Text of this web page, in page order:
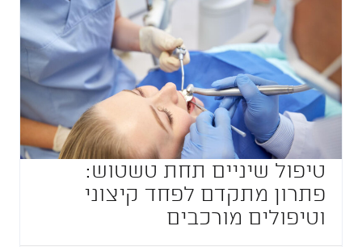
טיפול שיניים תחת טשטוש:
פתרון מתקדם לפחד קיצוני
וטיפולים מורכבים